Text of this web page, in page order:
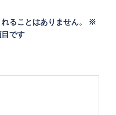
ることはありません。
※
です